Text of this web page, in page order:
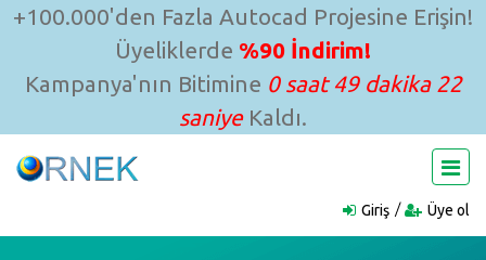
+100.000'den Fazla Autocad Projesine Erişin!
Üyeliklerde %90 İndirim!
Kampanya'nın Bitimine 0 saat 49 dakika 21
saniyeKaldı.
Giriş Üye ol